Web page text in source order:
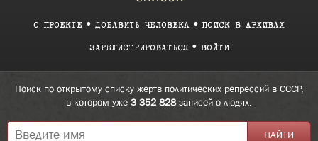
О ПРОЕКТЕ ДОБАВИТЬ ЧЕЛОВЕКА ПОИСК В АРХИВАХ
ЗАРЕГИСТРИРОВАТЬСЯ ВОЙТИ
Поиск по открытому списку жертв политических репрессий в СССР,
в котором уже 3 352 828записей о людях.